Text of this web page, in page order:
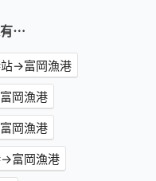
有⋯
→富岡漁港
岡漁港
岡漁港
富岡漁港